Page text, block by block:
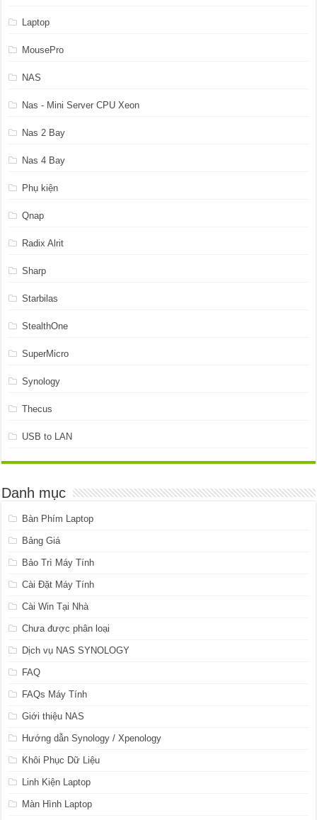
Laptop
MousePro
NAS
Nas - Mini Server CPU Xeon
Nas 2 Bay
Nas 4 Bay
Phụ kiện
Qnap
Radix Alrit
Sharp
Starbilas
StealthOne
SuperMicro
Synology
Thecus
USB to LAN
Danh mục
Bàn Phím Laptop
Bảng Giá
Bảo Trì Máy Tính
Cài Đặt Máy Tính
Cài Win Tại Nhà
Chưa được phân loại
Dịch vụ NAS SYNOLOGY
FAQ
FAQs Máy Tính
Giới thiệu NAS
Hướng dẫn Synology / Xpenology
Khôi Phục Dữ Liệu
Linh Kiện Laptop
Màn Hình Laptop